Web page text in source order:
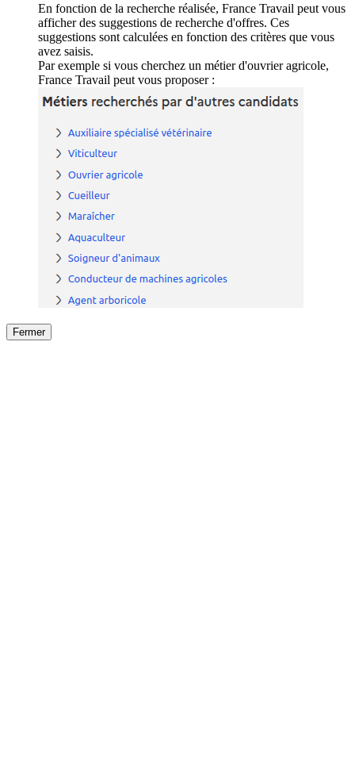
En fonction de la recherche réalisée, France Travail peut vous
afficher des suggestions de recherche d'offres. Ces
suggestions sont calculées en fonction des critères que vous
avez saisis.
Par exemple si vous cherchez un métier d'ouvrier agricole,
France Travail peut vous proposer :
Fermer